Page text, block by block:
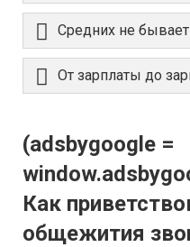
Средних не
От зарплаты до
(adsbygoogle =
Как
общежития